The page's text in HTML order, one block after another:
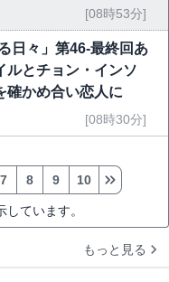
[08時53分]
日々」第46-最終回あ
ルとチョン・インソ
確かめ合い恋人に
[08時30分]
しています。
7 8 9 10
もっと見る